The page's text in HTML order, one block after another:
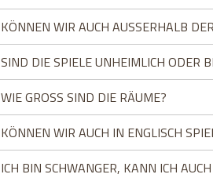
KÖNNEN WIR AUCH AUSSERHALB
SIND DIE SPIELE UNHEIMLICH ODER
WIE GROSS SIND DIE RÄUME?
KÖNNEN WIR AUCH IN ENGLISCH
ICH BIN SCHWANGER, KANN ICH